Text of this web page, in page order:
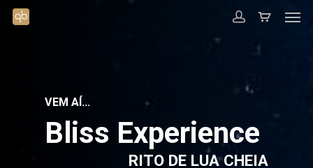
VEM AÍ…
Bliss Experience
RITO DE LUA CHEIA